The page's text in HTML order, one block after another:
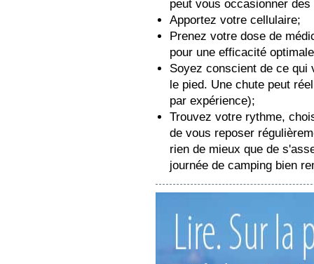
peut vous occasionner
Apportez votre cellulaire;
Prenez votre dose de
pour une efficacité
Soyez conscient de ce qui
le pied. Une chute peut
par expérience);
Trouvez votre rythme,
de vous reposer
rien de mieux que de
journée de camping bien